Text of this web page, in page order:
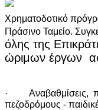
Χρηματοδοτικό
Πράσινο Ταμείο.
όλης της
ώριμων έργων
· Αναβαθμίσεις,
πεζοδρόμους -